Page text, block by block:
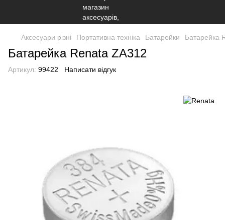
Аксесуари різні Портативна техніка Батарейки Батарейка
Батарейка Renata ZA312
Артикул: 99422 Написати відгук